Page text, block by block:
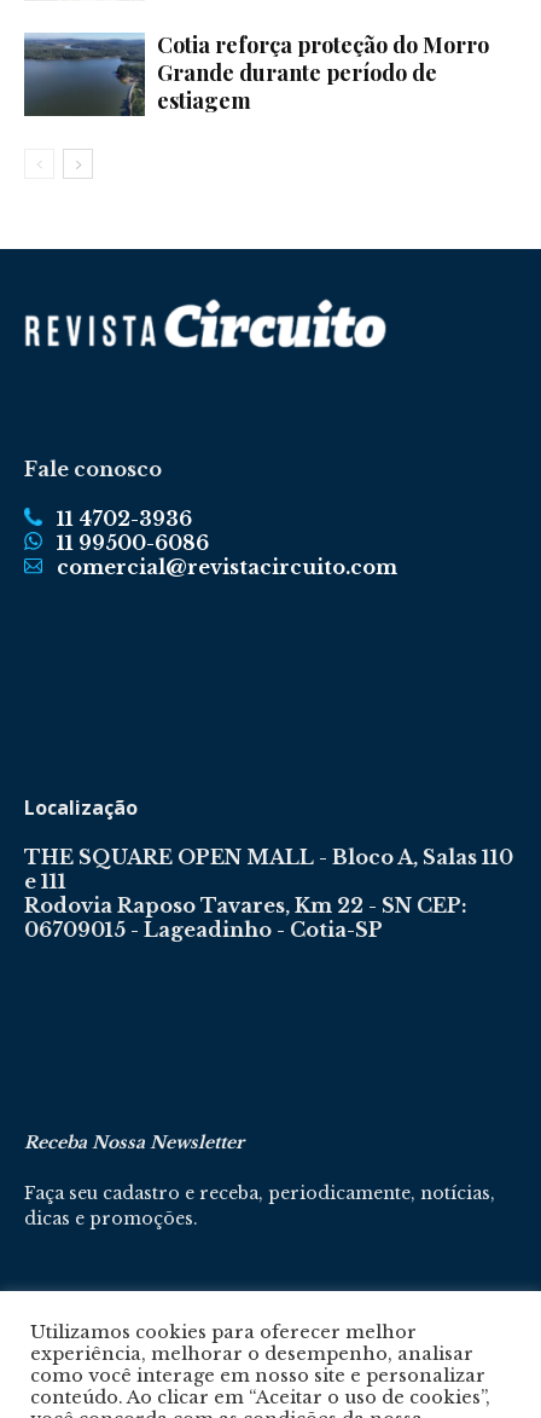
Cotia reforça proteção do Morro
Grande durante período de
estiagem
Fale conosco
11 4702-3936
11 99500-6086
comercial@revistacircuito.com
Localização
THE SQUARE OPEN MALL - Bloco A, Salas 110
e 111
Rodovia Raposo Tavares, Km 22 - SN CEP:
06709015 - Lageadinho - Cotia-SP
Receba Nossa Newsletter
Faça seu cadastro e receba, periodicamente, notícias,
dicas e promoções.
Cadastre-se aqui
Utilizamos cookies para oferecer melhor
experiência, melhorar o desempenho, analisar
como você interage em nosso site e personalizar
conteúdo. Ao clicar em “Aceitar o uso de cookies”,